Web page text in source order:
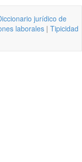
jurídico de
laborales | Tipicidad